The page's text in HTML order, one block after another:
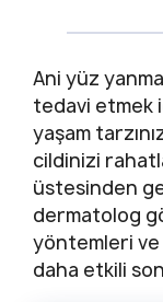
Ani yüz
tedavi etmek
yaşam
cildinizi
üstesinden
dermatolog
yöntemleri
daha etkili